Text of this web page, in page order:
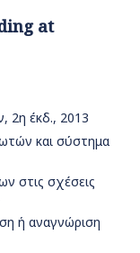
at
2η έκδ., 2013
και σύστημα
στις σχέσεις
ή αναγνώριση